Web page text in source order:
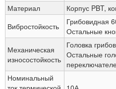
Материал
Корпус PBT,
Вибростойкость
Грибовидная
Остальные
Механическая
износостойкость
Головка
Остальные
Номинальный